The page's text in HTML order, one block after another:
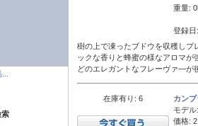
索
重量:
登録
樹の上で凍ったブドウを収穫しプ
ックな香りと蜂蜜の様なアロマ
どのエレガントなフレーヴァ―が
在庫有り: 6
カン
モデル:
価格: